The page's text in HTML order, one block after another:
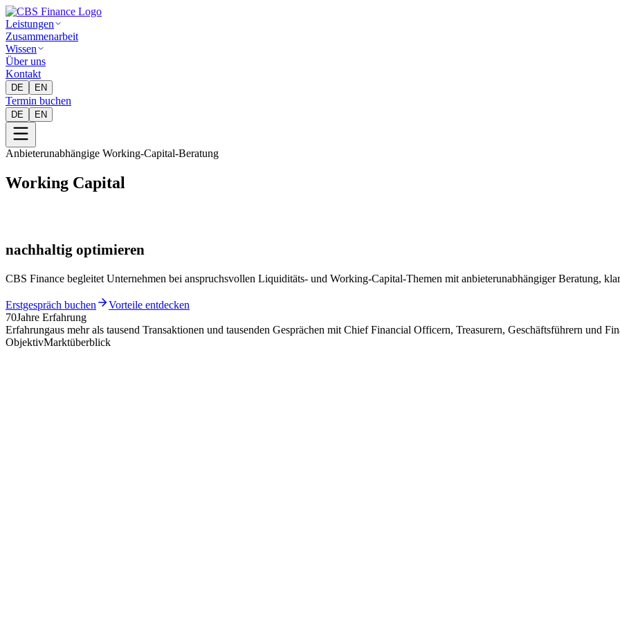
Leistungen
Zusammenarbeit
Wissen
Über uns
Kontakt
DE EN
Termin buchen
DE EN
Anbieterunabhängige Working-Capital-Beratung
Working Capital
nachhaltig optimieren
CBS Finance begleitet Unternehmen bei anspruchsvollen Liquiditäts- und Working-Capital-Themen mit anbieterunabhängiger Beratung,
Erstgespräch buchen
Vorteile entdecken
70Jahre Erfahrung
Erfahrungaus mehr als tausend Transaktionen und tausenden Gesprächen mit Chief Financial Officern, Treasurern, Geschäftsführern und
ObjektivMarktüberblick